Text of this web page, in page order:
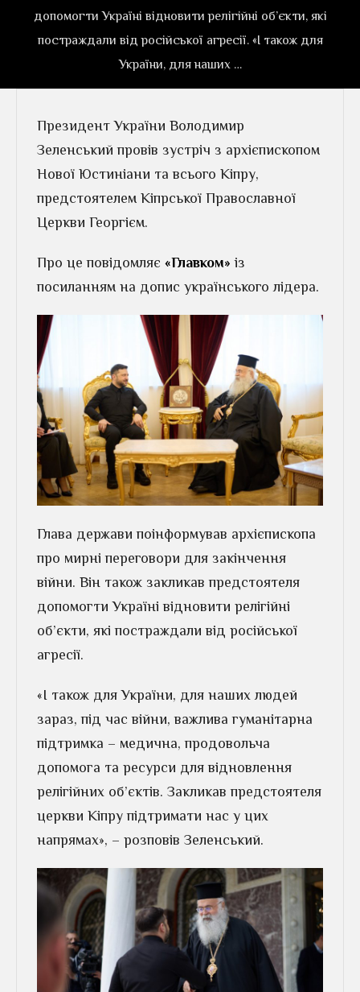
допомогти Україні відновити релігійні об’єкти, які
постраждали від російської агресії. «І також для
України, для наших …
Президент України Володимир
Зеленський провів зустріч з архієпископом
Нової Юстиніани та всього Кіпру,
предстоятелем Кіпрської Православної
Церкви Георгієм.
Про це повідомляє «Главком» із
посиланням на допис українського лідера.
Глава держави поінформував архієпископа
про мирні переговори для закінчення
війни. Він також закликав предстоятеля
допомогти Україні відновити релігійні
об’єкти, які постраждали від російської
агресії.
«І також для України, для наших людей
зараз, під час війни, важлива гуманітарна
підтримка – медична, продовольча
допомога та ресурси для відновлення
релігійних об’єктів. Закликав предстоятеля
церкви Кіпру підтримати нас у цих
напрямах», – розповів Зеленський.